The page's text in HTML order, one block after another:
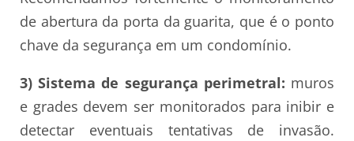
de abertura da porta da guarita, que é o ponto
chave da segurança em um condomínio.
3) Sistema de segurança perimetral: muros
e grades devem ser monitorados para inibir e
detectar eventuais tentativas de invasão.